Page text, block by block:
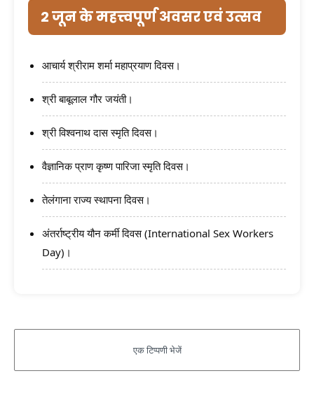
2 जून के महत्त्वपूर्ण अवसर एवं उत्सव
आचार्य श्रीराम शर्मा महाप्रयाण दिवस।
श्री बाबूलाल गौर जयंती।
श्री विश्वनाथ दास स्मृति दिवस।
वैज्ञानिक प्राण कृष्ण पारिजा स्मृति दिवस।
तेलंगाना राज्य स्थापना दिवस।
अंतर्राष्ट्रीय यौन कर्मी दिवस (International Sex Workers
Day)।